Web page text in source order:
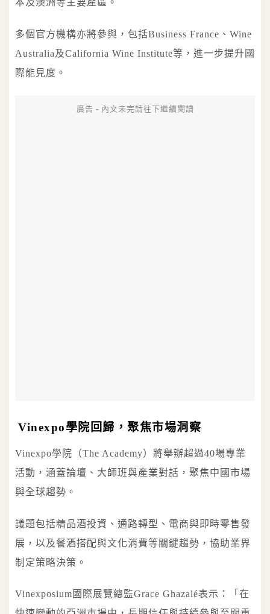
本及澳洲等主要產區。
多個官方機構亦將參與，包括Business France、Wine
Australia及California Wine Institute等，進一步提升國
際能見度。
廣告 - 內文未完請往下繼續閱讀
Vinexpo學院回歸，聚焦市場洞察
Vinexpo學院（The Academy）將舉辦超過40場專業
活動，涵蓋論壇、大師班與產業對話，聚焦中國市場
與全球趨勢。
議題包括精品酒投資、通路轉型、電商與即時零售發
展，以及餐酒搭配與文化消費等關鍵趨勢，協助業界
制定策略決策。
Vinexposium國際展覽總監Grace Ghazalé表示：「在